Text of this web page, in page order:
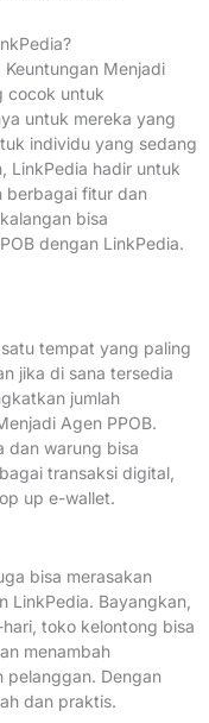
Menjadi
cocok untuk
untuk mereka yang
individu yang sedang
LinkPedia hadir untuk
berbagai fitur dan
bisa
dengan LinkPedia.
tempat yang paling
jika di sana tersedia
jumlah
Agen PPOB.
dan warung bisa
transaksi digital,
up e-wallet.
bisa merasakan
LinkPedia. Bayangkan,
toko kelontong bisa
menambah
pelanggan. Dengan
dan praktis.